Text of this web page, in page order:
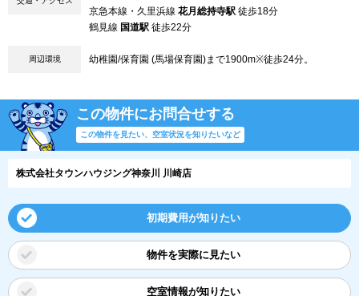
京急本線・久里浜線 花月総持寺駅 徒歩18分
鶴見線 国道駅 徒歩22分
周辺環境 幼稚園/保育園 (馬場保育園)まで1900m※徒歩24分。
この物件にお問合せする
この物件を見たい、空室状況を知りたいなど
株式会社タウンハウジング神奈川 川崎店
初期費用が知りたい
物件を実際に見たい
空室情報が知りたい